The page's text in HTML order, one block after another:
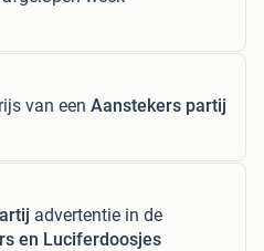
van een Aanstekers partij
advertentie in de
en Luciferdoosjes